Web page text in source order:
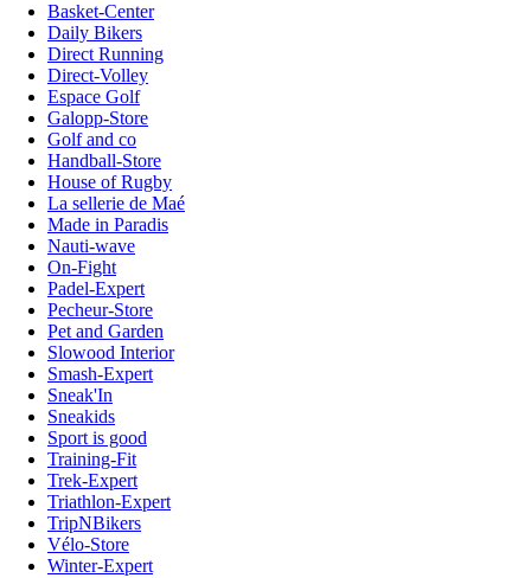
Basket-Center
Daily Bikers
Direct Running
Direct-Volley
Espace Golf
Galopp-Store
Golf and co
Handball-Store
House of Rugby
La sellerie de Maé
Made in Paradis
Nauti-wave
On-Fight
Padel-Expert
Pecheur-Store
Pet and Garden
Slowood Interior
Smash-Expert
Sneak'In
Sneakids
Sport is good
Training-Fit
Trek-Expert
Triathlon-Expert
TripNBikers
Vélo-Store
Winter-Expert